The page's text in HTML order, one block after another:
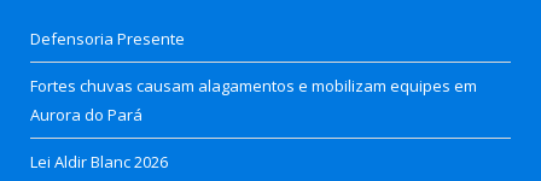
Defensoria Presente
Fortes chuvas causam alagamentos e mobilizam equipes em
Aurora do Pará
Lei Aldir Blanc 2026